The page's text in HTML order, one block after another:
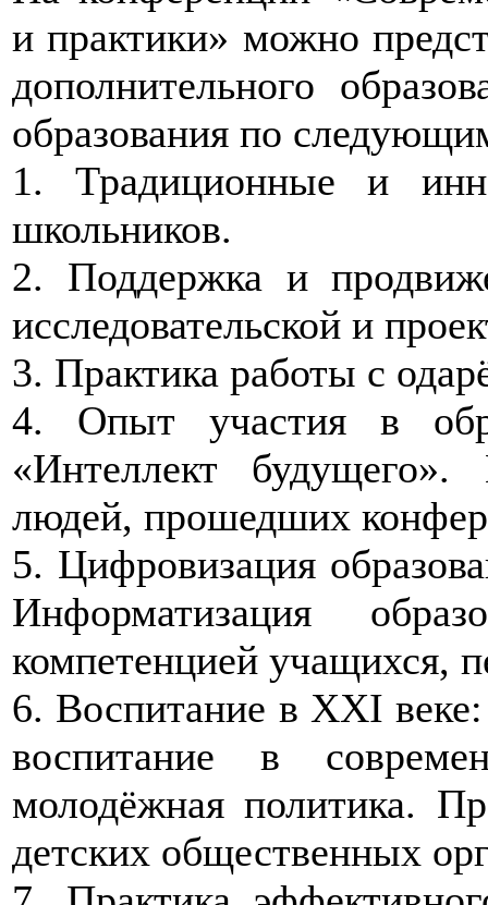
и практики» можно
дополнительного
образования по
1. Традиционные и
школьников.
2. Поддержка и
исследовательской и
3. Практика работы с
4. Опыт участия в
«Интеллект
людей, прошедших
5. Цифровизация
Информатизация
компетенцией учащихся,
6. Воспитание в XXI
воспитание в
молодёжная политика.
детских общественных